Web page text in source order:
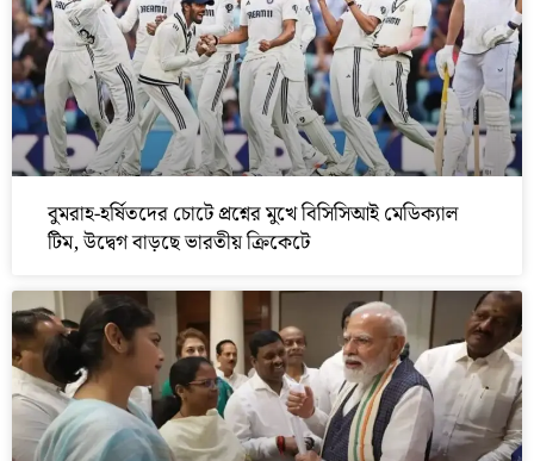
বুমরাহ-হর্ষিতদের চোটে প্রশ্নের মুখে বিসিসিআই মেডিক্যাল
টিম, উদ্বেগ বাড়ছে ভারতীয় ক্রিকেটে